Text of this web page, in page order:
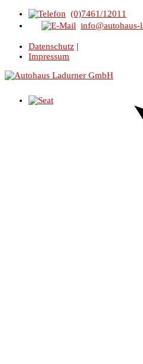
(0)7461/12011
info@autohaus-
Datenschutz |
Impressum